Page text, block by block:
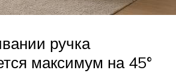
ручка
максимум на 45°